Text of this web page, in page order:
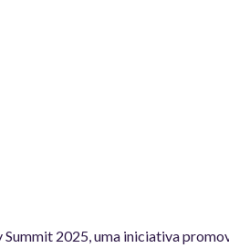
2025, uma iniciativa